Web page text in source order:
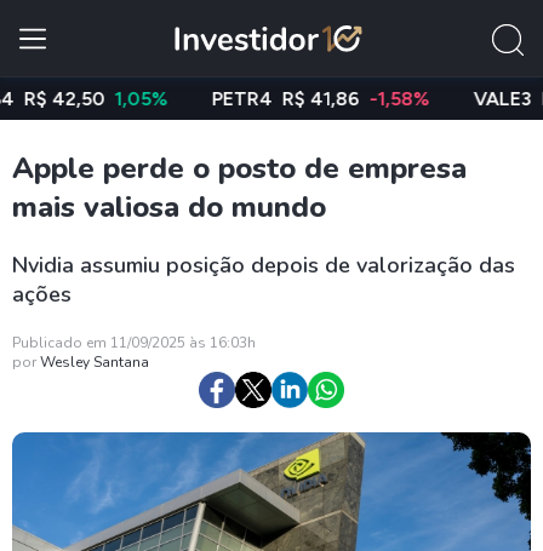
1,05% PETR4 R$ 41,86 -1,58% VALE3 R$
Apple perde o posto de empresa
mais valiosa do mundo
Nvidia assumiu posição depois de valorização das
ações
Publicado em 11/09/2025 às 16:03h
porWesley Santana